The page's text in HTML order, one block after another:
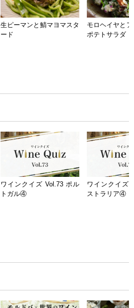
生ピーマンと鯖マヨマスタ
ード
モロヘイヤと
ポテトサラダ
ワインクイズ Vol.73 ポル
トガル④
ワインクイズ
ストラリア④